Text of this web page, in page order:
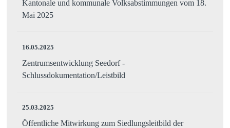
Kantonale und kommunale Volksabstimmungen vom 18.
Mai 2025
16.05.2025
Zentrumsentwicklung Seedorf -
Schlussdokumentation/Leistbild
25.03.2025
Öffentliche Mitwirkung zum Siedlungsleitbild der